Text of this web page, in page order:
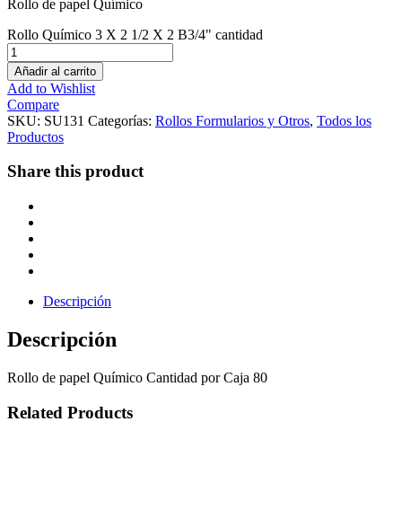
Rollo de papel Químico
Rollo Químico 3 X 2 1/2 X 2 B3/4" cantidad
Añadir al carrito
Add to Wishlist
Compare
SKU: SU131 Categorías: Rollos Formularios y Otros, Todos los
Productos
Share this product
Descripción
Descripción
Rollo de papel Químico Cantidad por Caja 80
Related Products